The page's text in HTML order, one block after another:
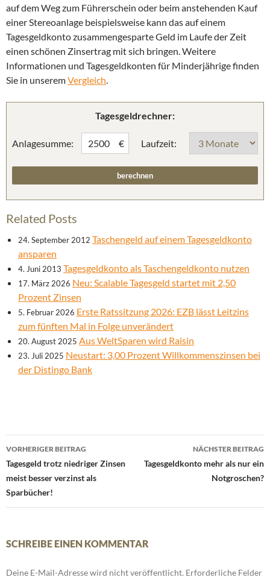
auf dem Weg zum Führerschein oder beim anstehenden Kauf
einer Stereoanlage beispielsweise kann das auf einem
Tagesgeldkonto zusammengesparte Geld im Laufe der Zeit
einen schönen Zinsertrag mit sich bringen. Weitere
Informationen und Tagesgeldkonten für Minderjährige finden
Sie in unseremVergleich.
Tagesgeldrechner:
Anlagesumme: € Laufzeit:
Related Posts
24. September 2012 Taschengeld auf einem Tagesgeldkonto
ansparen
4. Juni 2013 Tagesgeldkonto als Taschengeldkonto nutzen
17. März 2026 Neu: Scalable Tagesgeld startet mit 2,50
Prozent Zinsen
5. Februar 2026 Erste Ratssitzung 2026: EZB lässt Leitzins
zum fünften Mal in Folge unverändert
20. August 2025 Aus WeltSparen wird Raisin
23. Juli 2025 Neustart: 3,00 Prozent Willkommenszinsen bei
der Distingo Bank
Beitrags-
Navigation
VORHERIGER BEITRAG
Tagesgeld trotz niedriger Zinsen
meist besser verzinst als
Sparbücher!
NÄCHSTER BEITRAG
Tagesgeldkonto mehr als nur ein
Notgroschen?
SCHREIBE EINEN KOMMENTAR
Deine E-Mail-Adresse wird nicht veröffentlicht. Erforderliche Felder